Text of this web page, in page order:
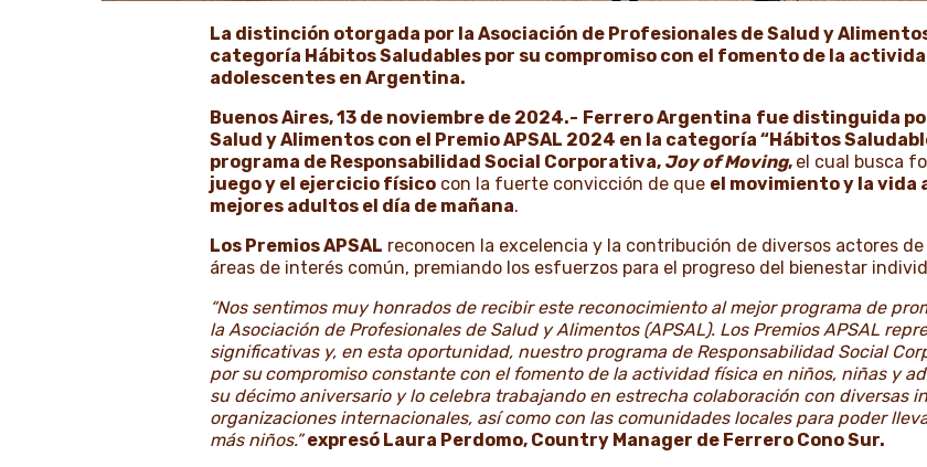
La distinción otorgada por la Asociación de Profesionales de Salud y
categoría Hábitos Saludables por su compromiso con el fomento de la
adolescentes en Argentina.
Buenos Aires, 13 de noviembre de 2024.- Ferrero Argentina fue distinguida
Salud y Alimentos con el Premio APSAL 2024 en la categoría “Hábitos
programa de Responsabilidad Social Corporativa, Joy of Moving, el cual busca
juego y el ejercicio físico con la fuerte convicción de que el movimiento y la vida
mejores adultos el día de mañana.
Los Premios APSAL reconocen la excelencia y la contribución de diversos actores
áreas de interés común, premiando los esfuerzos para el progreso del bienestar
“Nos sentimos muy honrados de recibir este reconocimiento al mejor programa de
la Asociación de Profesionales de Salud y Alimentos (APSAL). Los Premios APSAL
significativas y, en esta oportunidad, nuestro programa de Responsabilidad Social
por su compromiso constante con el fomento de la actividad física en niños, niñas y
su décimo aniversario y lo celebra trabajando en estrecha colaboración con diversas
organizaciones internacionales, así como con las comunidades locales para poder
más niños.”expresó Laura Perdomo, Country Manager de Ferrero Cono Sur.